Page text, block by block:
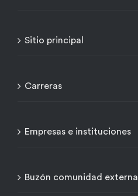
Sitio principal
Carreras
Empresas e instituciones
Buzón comunidad externa